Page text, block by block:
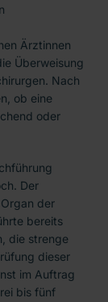
Ärztinnen
Überweisung
Nach
ob eine
oder
Der
der
bereits
die strenge
dieser
im Auftrag
bis fünf